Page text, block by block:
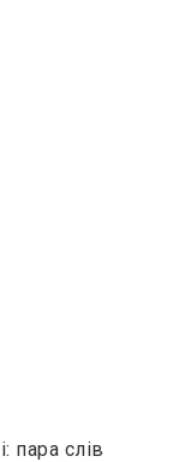
пара слів